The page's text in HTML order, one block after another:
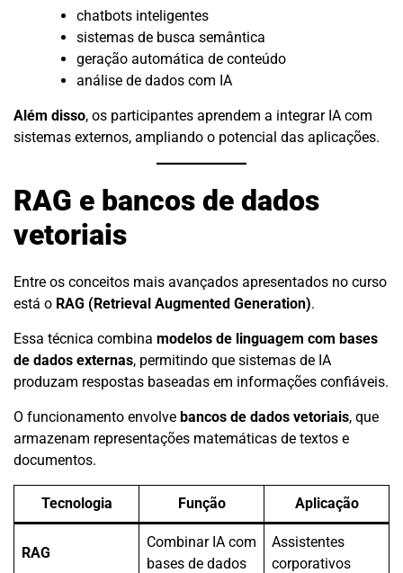
chatbots inteligentes
sistemas de busca semântica
geração automática de conteúdo
análise de dados com IA
Além disso, os participantes aprendem a integrar IA com
sistemas externos, ampliando o potencial das aplicações.
RAG e bancos de dados
vetoriais
Entre os conceitos mais avançados apresentados no curso
está o RAG (Retrieval Augmented Generation).
Essa técnica combina modelos de linguagem com bases
de dados externas, permitindo que sistemas de IA
produzam respostas baseadas em informações confiáveis.
O funcionamento envolve bancos de dados vetoriais, que
armazenam representações matemáticas de textos e
documentos.
Tecnologia Função Aplicação
RAG
Combinar IA com
bases de dados
Assistentes
corporativos